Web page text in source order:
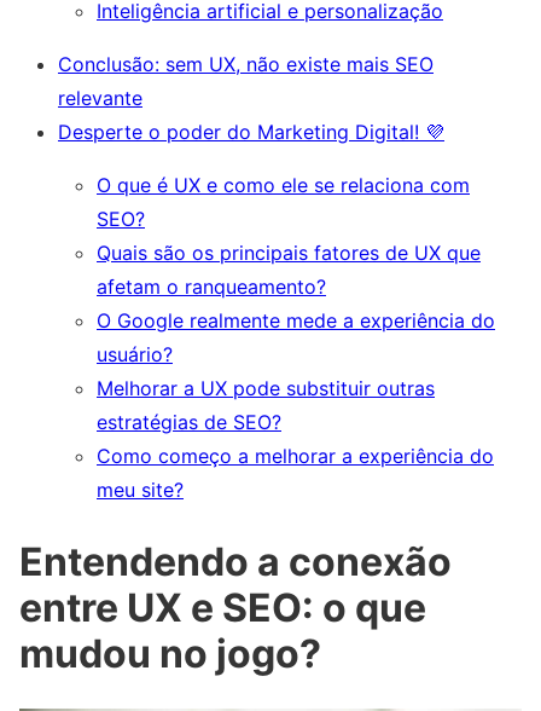
Inteligência artificial e personalização
Conclusão: sem UX, não existe mais SEO
relevante
Desperte o poder do Marketing Digital! 💜
O que é UX e como ele se relaciona com
SEO?
Quais são os principais fatores de UX que
afetam o ranqueamento?
O Google realmente mede a experiência do
usuário?
Melhorar a UX pode substituir outras
estratégias de SEO?
Como começo a melhorar a experiência do
meu site?
Entendendo a conexão
entre UX e SEO: o que
mudou no jogo?